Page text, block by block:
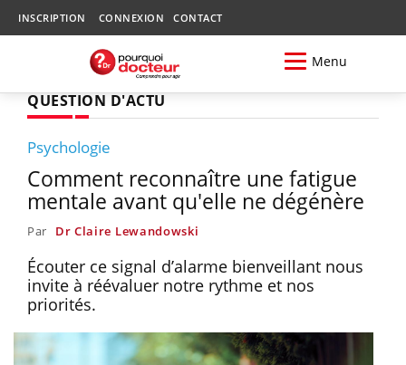
INSCRIPTION CONNEXION CONTACT
Menu
QUESTION D'ACTU
Psychologie
Comment reconnaître une fatigue
mentale avant qu'elle ne dégénère
Par Dr Claire Lewandowski
Écouter ce signal d’alarme bienveillant nous
invite à réévaluer notre rythme et nos
priorités.